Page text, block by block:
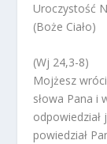
Uroczystość
(Boże Ciało)
(Wj 24,3-8)
Mojżesz
słowa Pana i
odpowiedział
powiedział